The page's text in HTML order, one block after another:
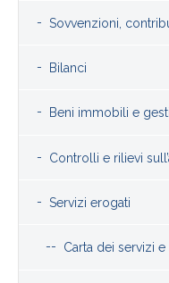
Sovvenzioni,
Bilanci
Beni immobili e
Controlli e rilievi
Servizi erogati
Carta dei servizi